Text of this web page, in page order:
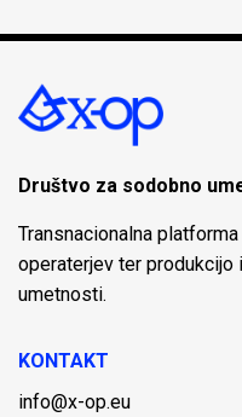
Društvo za sodobno
Transnacionalna
operaterjev ter
umetnosti.
KONTAKT
info@x-op.eu